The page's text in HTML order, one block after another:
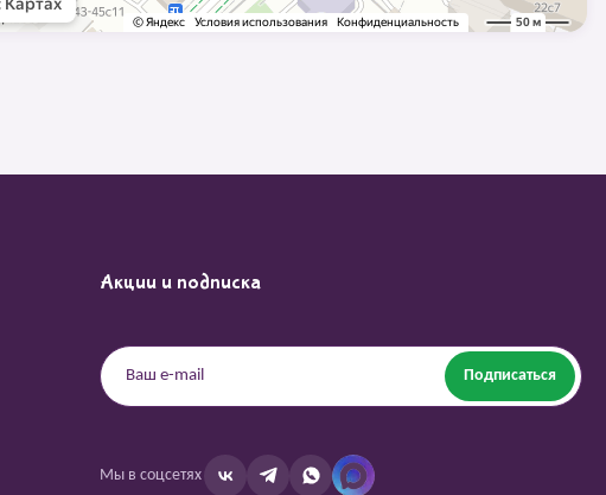
Акции и подписка
Подписаться
Мы в соцсетях